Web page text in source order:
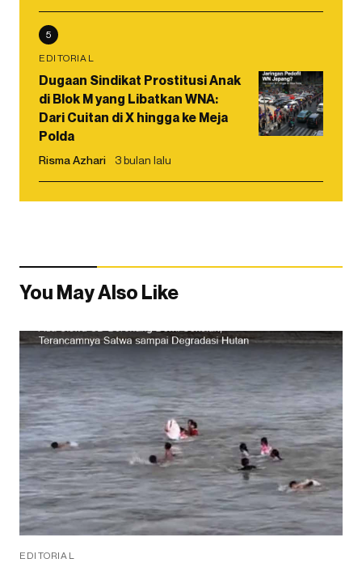
5
EDITORIAL
Dugaan Sindikat Prostitusi Anak
di Blok M yang Libatkan WNA:
Dari Cuitan di X hingga ke Meja
Polda
Risma Azhari 3 bulan lalu
You May Also Like
EDITORIAL